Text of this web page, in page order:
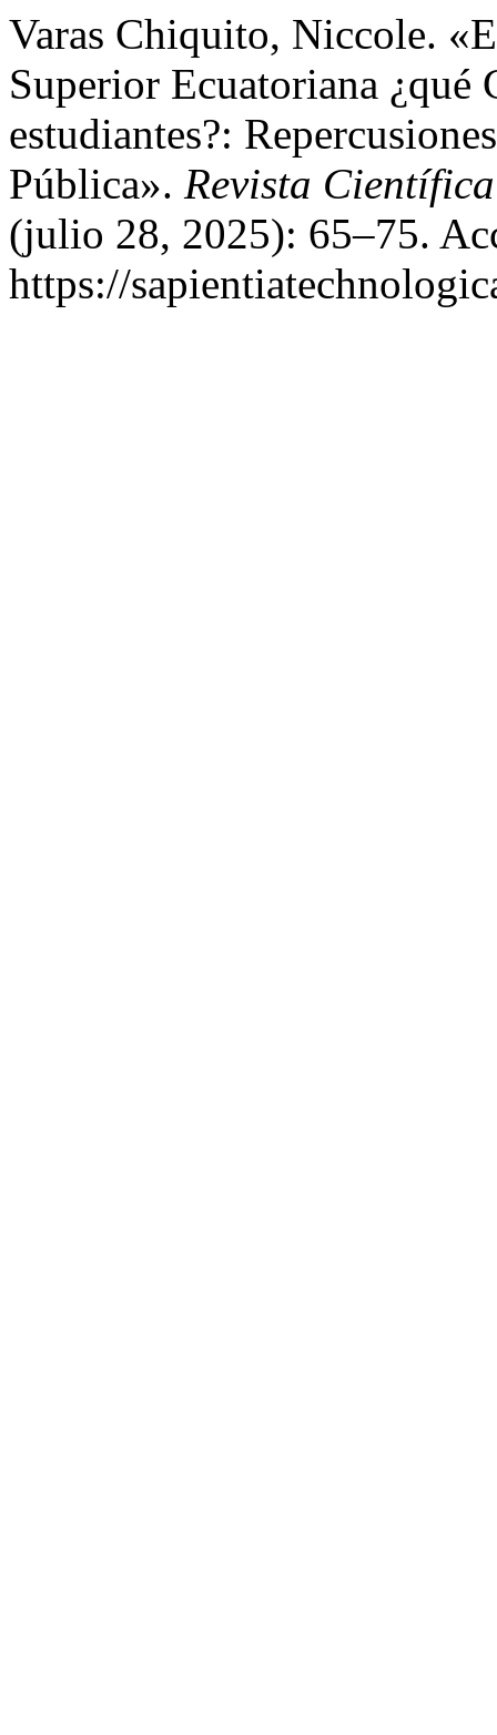
Varas Chiquito, Niccole.
Superior Ecuatoriana ¿qué
estudiantes?:
Pública». Revista
(julio 28, 2025): 65–75.
https://